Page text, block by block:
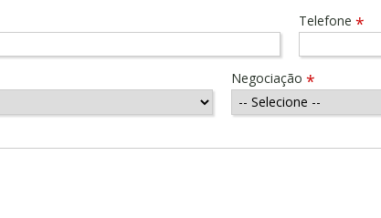
Telefone *
Negociação *